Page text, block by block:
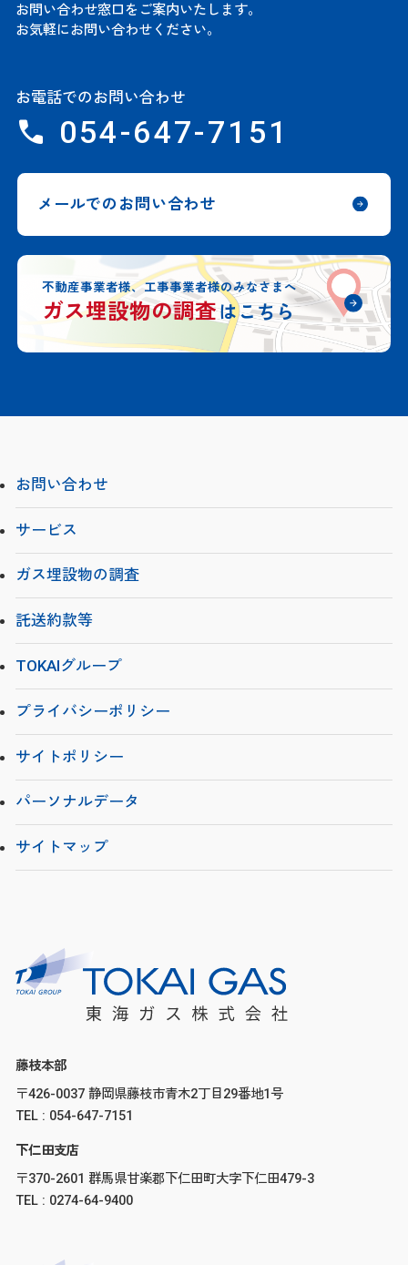
お問い合わせ窓口をご案内いたします。
お気軽にお問い合わせください。
お電話でのお問い合わせ
054-647-7151
メールでのお問い合わせ
不動産事業者様、工事事業者様のみなさまへ
ガス埋設物の調査はこちら
お問い合わせ
サービス
ガス埋設物の調査
託送約款等
TOKAIグループ
プライバシーポリシー
サイトポリシー
パーソナルデータ
サイトマップ
藤枝本部
〒426-0037 静岡県藤枝市青木2丁目29番地1号
TEL : 054-647-7151
下仁田支店
〒370-2601 群馬県甘楽郡下仁田町大字下仁田479-3
TEL : 0274-64-9400